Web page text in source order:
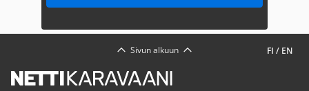
FI / EN
Sivun alkuun